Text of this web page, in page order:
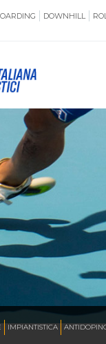
DOWNHILL
IMPIANTISTICA